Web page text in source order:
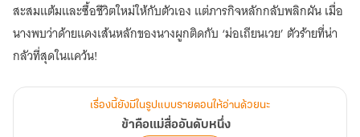
สะสมแต้มและซื้อชีวิตใหม่ให้กับตัวเอง แต่ภารกิจหลักกลับพลิกผัน เมื่อ
นางพบว่าด้ายแดงเส้นหลักของนางผูกติดกับ ‘ม่อเถียนเวย’ ตัวร้ายที่น่า
กลัวที่สุดในแคว้น!
เรื่องนี้ยังมีในรูปแบบรายตอนให้อ่านด้วยนะ
ข้าคือแม่สื่ออันดับหนึ่ง